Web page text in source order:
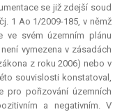
se již zdejší soud
1 Ao 1/2009-185, v němž
ve svém územním plánu
vymezena v zásadách
z roku 2006) nebo v
souvislosti konstatoval,
pro pořizování územních
a negativním. V